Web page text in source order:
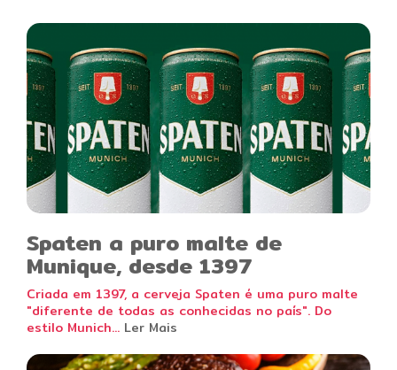
Spaten a puro malte de
Munique, desde 1397
Criada em 1397, a cerveja Spaten é uma puro malte
"diferente de todas as conhecidas no país". Do
estilo Munich... Ler Mais